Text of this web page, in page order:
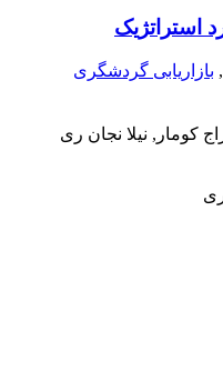
استراتژیک
, بازاریابی گردشگری
کومار, نیلا نجان ری